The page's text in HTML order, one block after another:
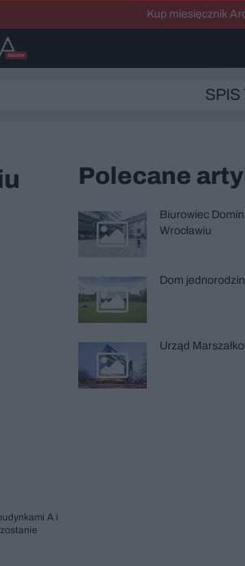
Kup miesięcznik
SPIS
A i
Polecane
Biurowiec
Wrocławiu
Dom
Urząd